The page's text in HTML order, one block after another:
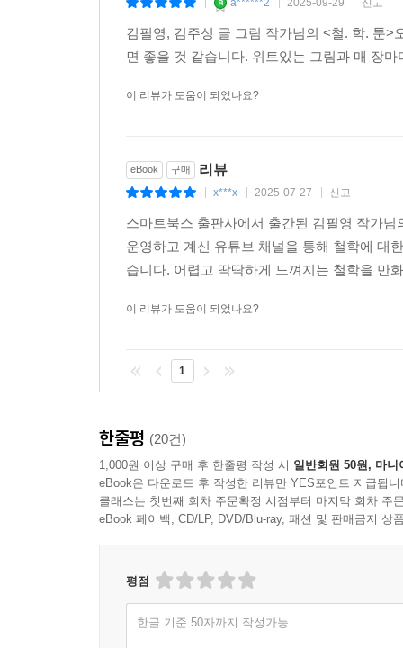
a******2 2025-09-29 신고
김필영, 김주성 글 그림 작가님의 <철. 학. 툰
면 좋을 것 같습니다. 위트있는 그림과 매 장
이 리뷰가 도움이 되었나요?
eBook 구매 리뷰
x***x 2025-07-27 신고
스마트북스 출판사에서 출간된 김필영 작가
운영하고 계신 유튜브 채널을 통해 철학에 대
습니다. 어렵고 딱딱하게 느껴지는 철학을 만
이 리뷰가 도움이 되었나요?
1
한줄평 (20건)
1,000원 이상 구매 후 한줄평 작성 시 일반회원 50원, 마니
eBook은 다운로드 후 작성한 리뷰만 YES포인트 지급됩니
클래스는 첫번째 회차 주문확정 시점부터 마지막 회차 주
eBook 페이백, CD/LP, DVD/Blu-ray, 패션 및 판매금지 상
평점
한글 기준 50자까지 작성가능